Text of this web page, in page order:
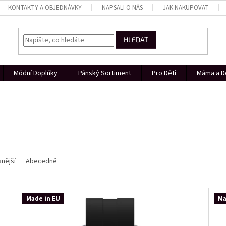
KONTAKTY A OBJEDNÁVKY NAPSALI O NÁS JAK NAKUPOVAT
HLEDAT
Módní Doplňky Pánský Sortiment Pro Děti Máma a
Abecedně
Made in EU